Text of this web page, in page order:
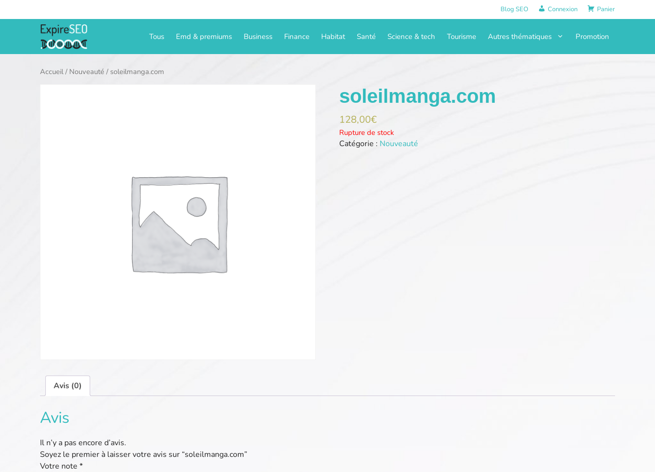
au
Blog SEO Connexion Panier
Tous Emd & premiums Business Finance Habitat Santé Science & tech Tourisme Autres thématiques Promotion
Accueil/ Nouveauté / soleilmanga.com
soleilmanga.com
128,00€
Rupture de stock
Catégorie : Nouveauté
Avis (0)
Avis
Il n’y a pas encore d’avis.
Soyez le premier à laisser votre avis sur “soleilmanga.com”
Votre note *